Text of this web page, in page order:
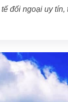
đối ngoại uy tín,